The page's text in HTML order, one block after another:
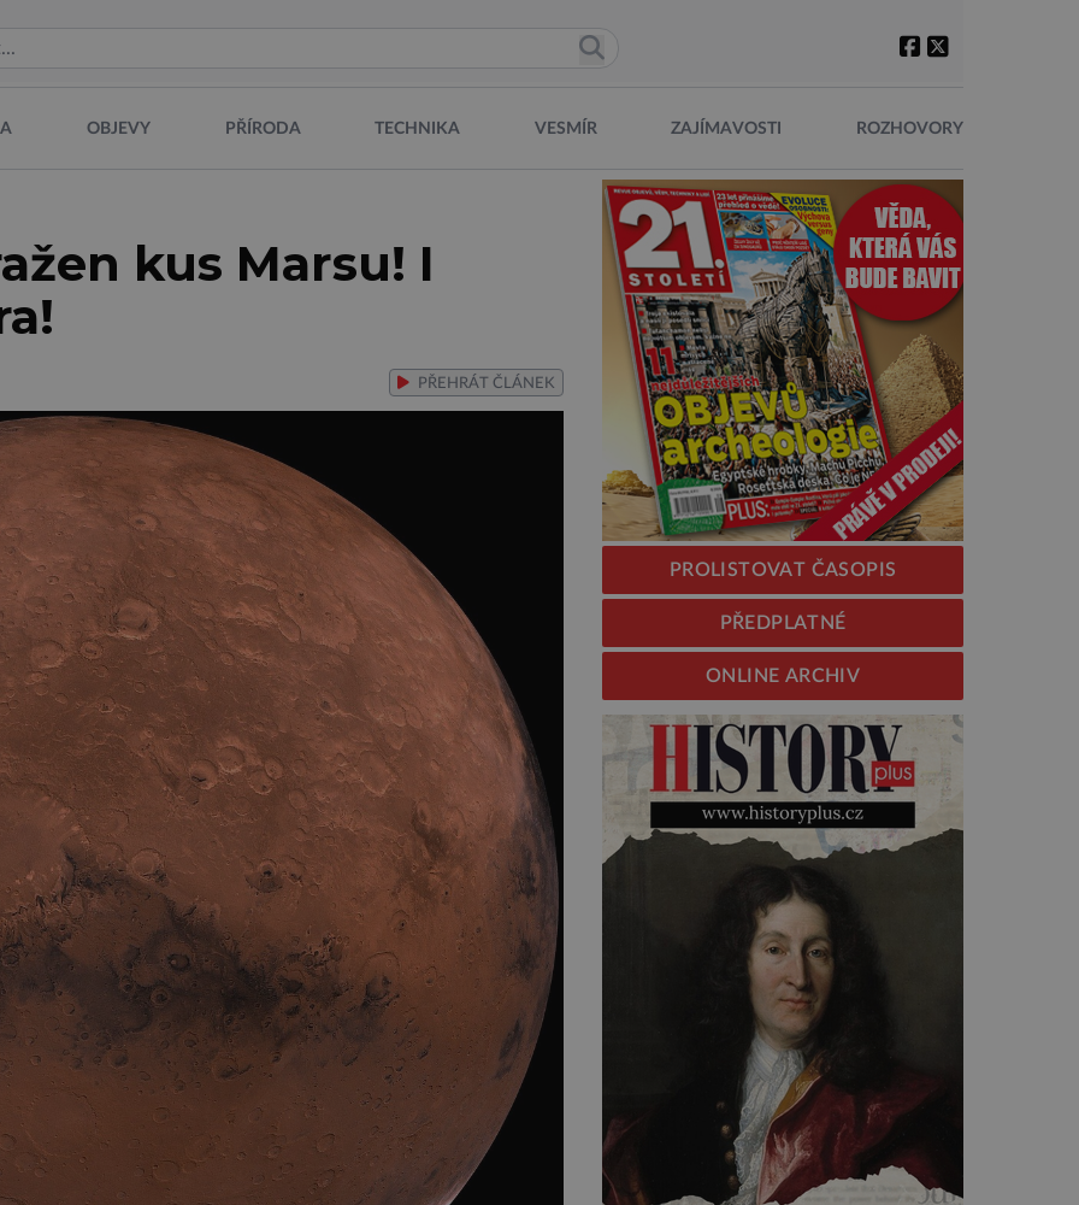
OBJEVY PŘÍRODA TECHNIKA VESMÍR ZAJÍMAVOSTI ROZHOVORY
kus Marsu! I
PŘEHRÁT ČLÁNEK
PROLISTOVAT ČASOPIS
PŘEDPLATNÉ
ONLINE ARCHIV